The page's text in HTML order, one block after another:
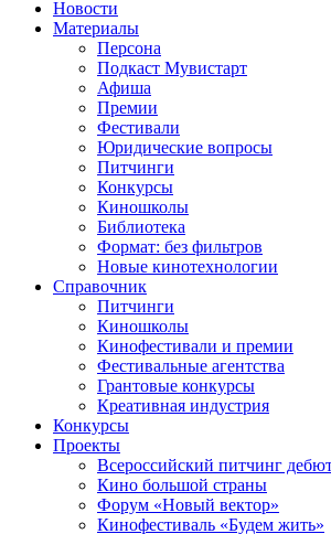
Новости
Материалы
Персона
Подкаст Мувистарт
Афиша
Премии
Фестивали
Юридические вопросы
Питчинги
Конкурсы
Киношколы
Библиотека
Формат: без фильтров
Новые кинотехнологии
Справочник
Питчинги
Киношколы
Кинофестивали и премии
Фестивальные агентства
Грантовые конкурсы
Креативная индустрия
Конкурсы
Проекты
Всероссийский питчинг
Кино большой страны
Форум «Новый вектор»
Кинофестиваль «Будем жить»